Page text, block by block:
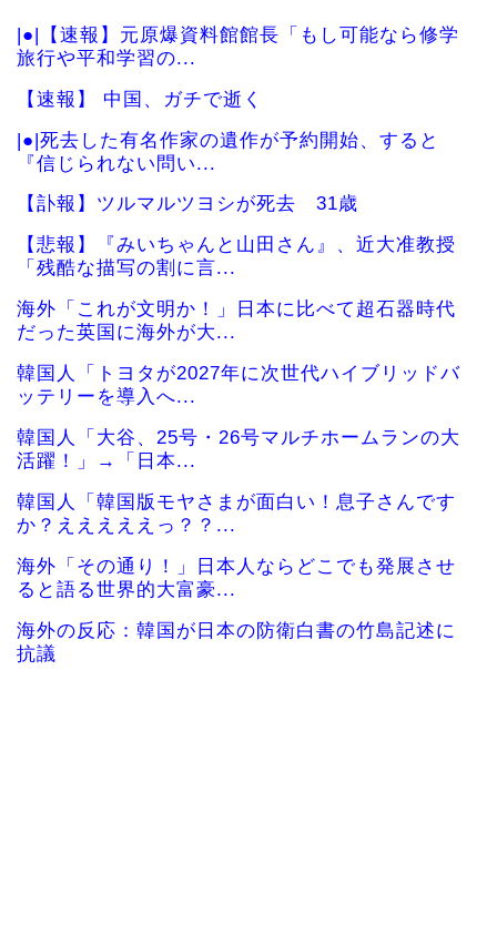
|●|【速報】元原爆資料館館長「もし可能なら修学
旅行や平和学習の...
【速報】 中国、ガチで逝く
|●|死去した有名作家の遺作が予約開始、すると
『信じられない問い...
【訃報】ツルマルツヨシが死去 31歳
【悲報】『みいちゃんと山田さん』、近大准教授
「残酷な描写の割に言...
海外「これが文明か！」日本に比べて超石器時代
だった英国に海外が大...
韓国人「トヨタが2027年に次世代ハイブリッドバ
ッテリーを導入へ...
韓国人「大谷、25号・26号マルチホームランの大
活躍！」→「日本...
韓国人「韓国版モヤさまが面白い！息子さんです
か？えええええっ？？...
海外「その通り！」日本人ならどこでも発展させ
ると語る世界的大富豪...
海外の反応：韓国が日本の防衛白書の竹島記述に
抗議